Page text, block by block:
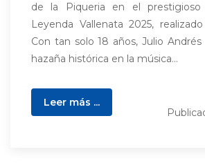
de la Piqueria en el
Leyenda Vallenata 2025,
Con tan solo 18 años, Julio
hazaña histórica en la música...
Leer más ...